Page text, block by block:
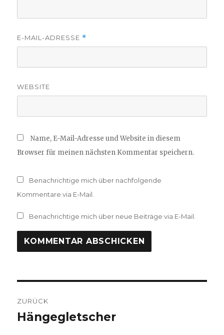
E-MAIL-ADRESSE *
WEBSITE
Name, E-Mail-Adresse und Website in diesem
Browser für meinen nächsten Kommentar speichern.
Benachrichtige mich über nachfolgende
Kommentare via E-Mail.
Benachrichtige mich über neue Beiträge via E-Mail.
ZURÜCK
Vorheriger
Hängegletscher